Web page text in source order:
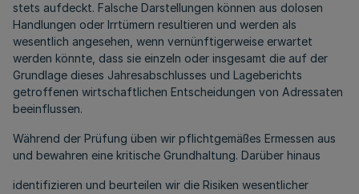
stets aufdeckt. Falsche Darstellungen können aus dolosen
Handlungen oder Irrtümern resultieren und werden als
wesentlich angesehen, wenn vernünftigerweise erwartet
werden könnte, dass sie einzeln oder insgesamt die auf der
Grundlage dieses Jahresabschlusses und Lageberichts
getroffenen wirtschaftlichen Entscheidungen von Adressaten
beeinflussen.
Während der Prüfung üben wir pflichtgemäßes Ermessen aus
und bewahren eine kritische Grundhaltung. Darüber hinaus
identifizieren und beurteilen wir die Risiken wesentlicher